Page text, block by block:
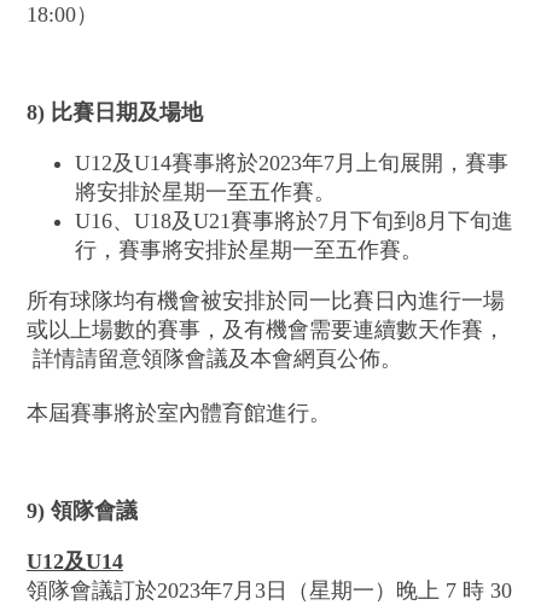
18:00）
8) 比賽日期及場地
U12及U14賽事將於2023年7月上旬展開，賽事
將安排於星期一至五作賽。
U16、U18及U21賽事將於7月下旬到8月下旬進
行，賽事將安排於星期一至五作賽。
所有球隊均有機會被安排於同一比賽日內進行一場
或以上場數的賽事，及有機會需要連續數天作賽，
詳情請留意領隊會議及本會網頁公佈。
本屆賽事將於室內體育館進行。
9) 領隊會議
U12及U14
領隊會議訂於2023年7月3日（星期一）晚上 7 時 30